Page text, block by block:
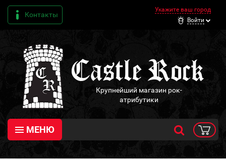
Контакты
Укажите ваш город
Войти
Крупнейший магазин рок-
атрибутики
МЕНЮ